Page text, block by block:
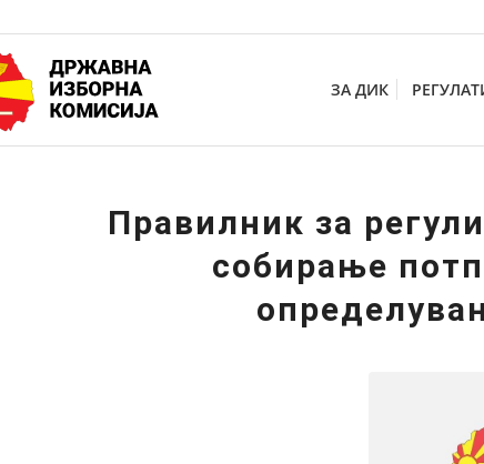
ЗА ДИК
Правилник за
собирање